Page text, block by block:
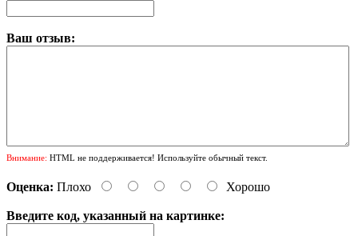
Ваш отзыв:
Внимание: HTML не поддерживается! Используйте обычный текст.
Оценка: Плохо Хорошо
Введите код, указанный на картинке: